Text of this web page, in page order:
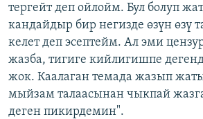
тергейт деп ойлойм. Бул болуп
кандайдыр бир негизде өзүн өзү
келет деп эсептейм. Ал эми
жазба, тигиге кийлигишпе
жок. Каалаган темада жазып
мыйзам талаасынан чыкпай
деген пикирдемин".